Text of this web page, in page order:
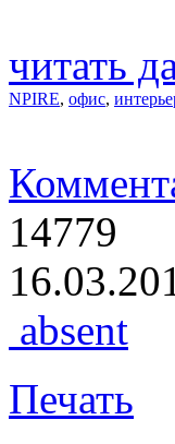
читать
NPIRE, офис,
14779
absent
Печать